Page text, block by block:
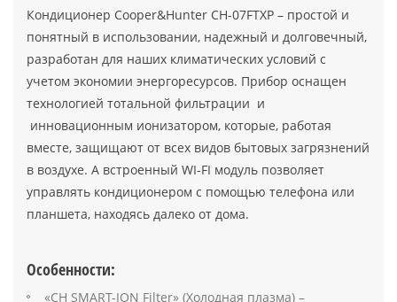
Кондиционер Cooper&Hunter CH-07FTXP – простой и
понятный в использовании, надежный и долговечный,
разработан для наших климатических условий с
учетом экономии энергоресурсов. Прибор оснащен
технологией тотальной фильтрации и
инновационным ионизатором, которые, работая
вместе, защищают от всех видов бытовых загрязнений
в воздухе. А встроенный WI-FI модуль позволяет
управлять кондиционером с помощью телефона или
планшета, находясь далеко от дома.
Особенности:
«CH SMART-ION Filter» (Холодная плазма) –